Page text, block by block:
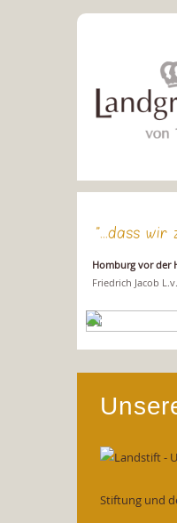
"...dass wir
Homburg vor der
Friedrich Jacob
Stiftung und